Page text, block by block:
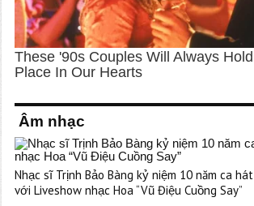
Âm nhạc
Nhạc sĩ Trịnh Bảo Bàng kỷ niệm 10 năm ca hát
với Liveshow nhạc Hoa “Vũ Điệu Cuồng Say”